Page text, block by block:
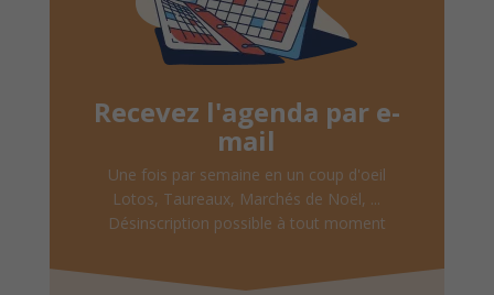
Recevez l'agenda par e-
mail
Une fois par semaine en un coup d'oeil
Lotos, Taureaux, Marchés de Noël, ...
Désinscription possible à tout moment